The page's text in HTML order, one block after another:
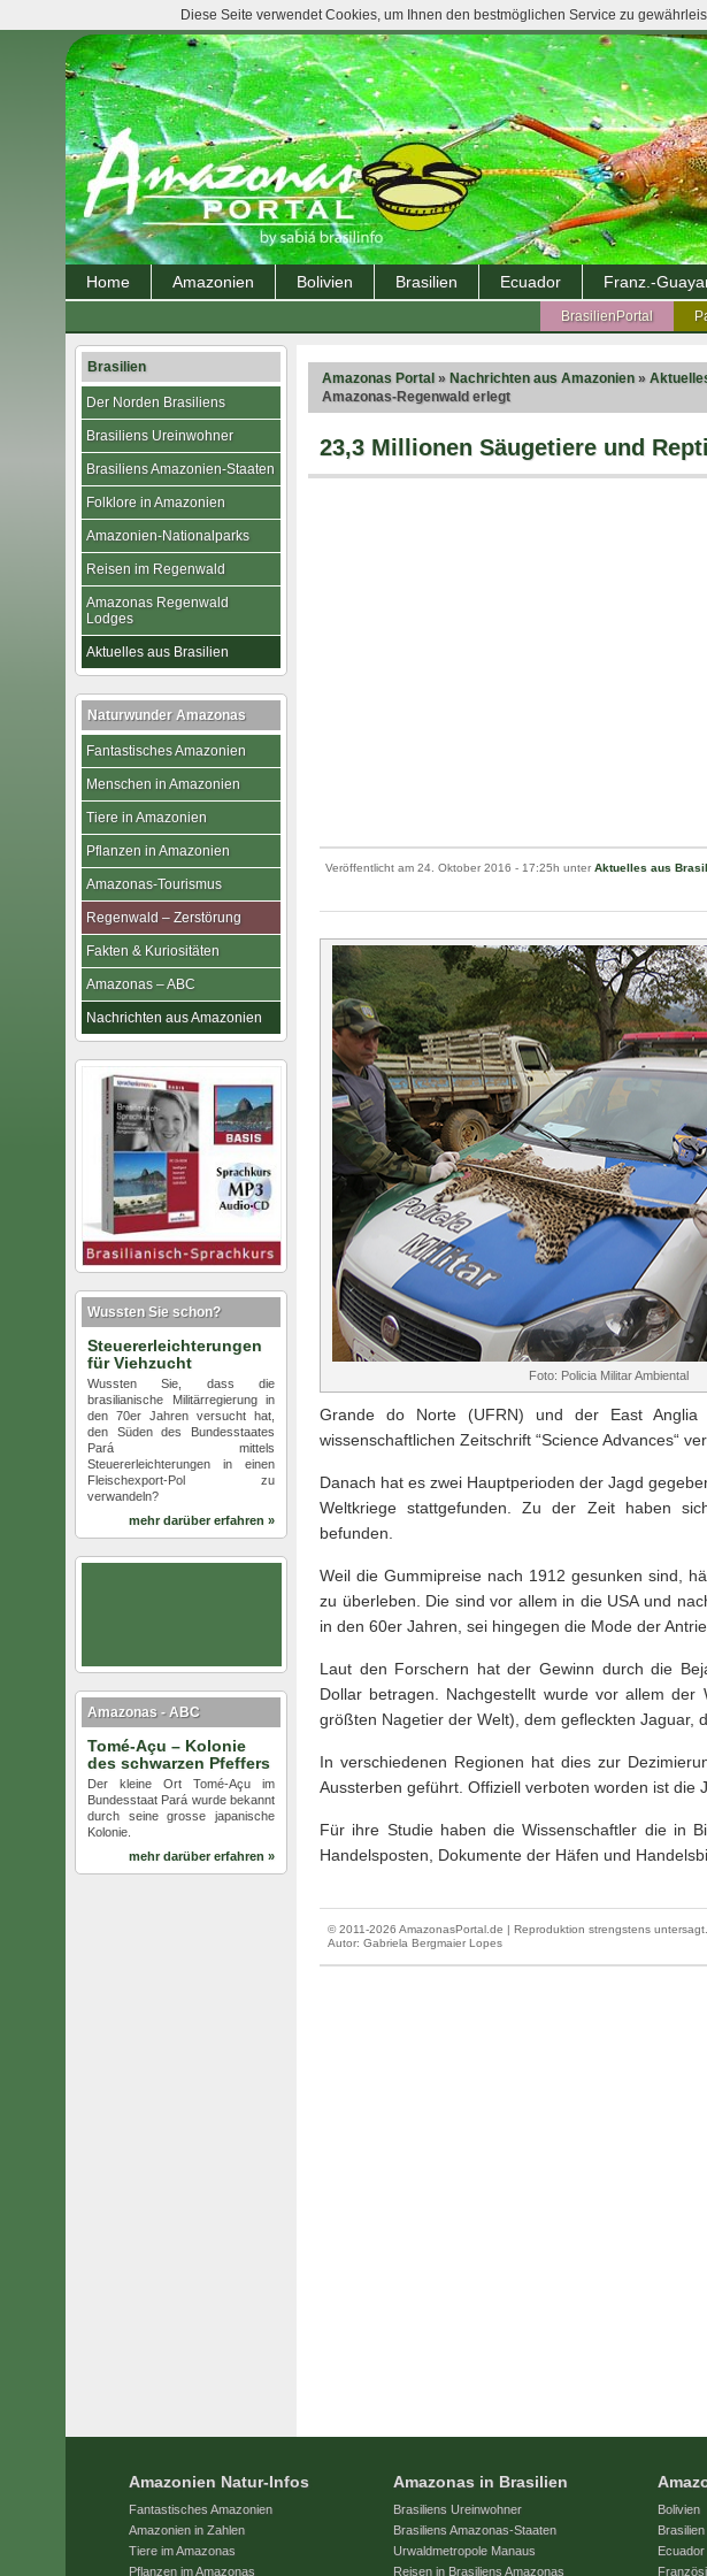
Home Amazonien Bolivien Brasilien Ecuador Franz.-
BrasilienPortal
Amazonas Portal » Nachrichten aus Amazonien »
Amazonas-Regenwald erlegt
23,3 Millionen Säugetiere und
Veröffentlicht am 24. Oktober 2016 - 17:25h unter Aktuelles aus
Foto: Policia Militar Ambiental
Grande do Norte (UFRN) und der East
wissenschaftlichen Zeitschrift “Science Advances“
Danach hat es zwei Hauptperioden der Jagd
Weltkriege stattgefunden. Zu der Zeit haben
befunden.
Weil die Gummipreise nach 1912 gesunken sind,
zu überleben. Die sind vor allem in die USA und
in den 60er Jahren, sei hingegen die Mode der
Laut den Forschern hat der Gewinn durch die
Dollar betragen. Nachgestellt wurde vor allem
größten Nagetier der Welt), dem gefleckten Jaguar,
In verschiedenen Regionen hat dies zur
Aussterben geführt. Offiziell verboten worden ist die
Für ihre Studie haben die Wissenschaftler die in
Handelsposten, Dokumente der Häfen und
© 2011-2026 AmazonasPortal.de | Reproduktion strengstens untersagt.
Autor: Gabriela Bergmaier Lopes
Brasilien
Der Norden Brasiliens
Brasiliens Ureinwohner
Brasiliens Amazonien-Staaten
Folklore in Amazonien
Amazonien-Nationalparks
Reisen im Regenwald
Amazonas Regenwald
Lodges
Aktuelles aus Brasilien
Naturwunder Amazonas
Fantastisches Amazonien
Menschen in Amazonien
Tiere in Amazonien
Pflanzen in Amazonien
Amazonas-Tourismus
Regenwald – Zerstörung
Fakten & Kuriositäten
Amazonas – ABC
Nachrichten aus Amazonien
Wussten Sie schon?
Steuererleichterungen
für Viehzucht
Wussten Sie, dass die
brasilianische Militärregierung in
den 70er Jahren versucht hat,
den Süden des Bundesstaates
Pará mittels
Steuererleichterungen in einen
Fleischexport-Pol zu
verwandeln?
mehr darüber erfahren »
Amazonas - ABC
Tomé-Açu – Kolonie
des schwarzen Pfeffers
Der kleine Ort Tomé-Açu im
Bundesstaat Pará wurde bekannt
durch seine grosse japanische
Kolonie.
mehr darüber erfahren »
Amazonien Natur-Infos
Fantastisches Amazonien
Amazonien in Zahlen
Tiere im Amazonas
Pflanzen im Amazonas
Amazonas in Brasilien
Brasiliens Ureinwohner
Brasiliens Amazonas-Staaten
Urwaldmetropole Manaus
Reisen in Brasiliens Amazonas
Bolivien
Brasilien
Ecuador
Diese Seite verwendet Cookies, um Ihnen den bestmöglichen Service zu